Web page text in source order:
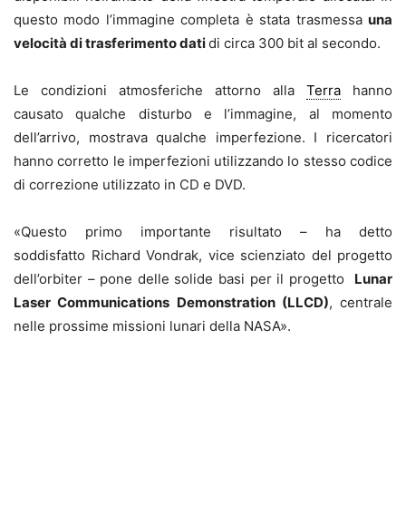
questo modo l’immagine completa è stata trasmessa una
velocità di trasferimento datidi circa 300 bit al secondo.
Le condizioni atmosferiche attorno alla Terra hanno
causato qualche disturbo e l’immagine, al momento
dell’arrivo, mostrava qualche imperfezione. I ricercatori
hanno corretto le imperfezioni utilizzando lo stesso codice
di correzione utilizzato in CD e DVD.
«Questo primo importante risultato – ha detto
soddisfatto Richard Vondrak, vice scienziato del progetto
dell’orbiter – pone delle solide basi per il progetto Lunar
Laser Communications Demonstration (LLCD), centrale
nelle prossime missioni lunari della NASA».